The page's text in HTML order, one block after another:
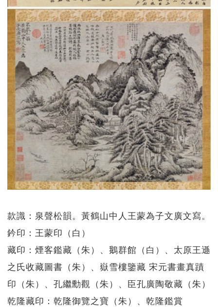
款識：泉聲松韻。黃鶴山中人王蒙為子文廣文寫。
鈐印：王蒙印（白）
藏印：煙客鑑藏（朱）、鵝群館（白）、太原王遜
之氏收藏圖書（朱）、嶽雪樓鑒藏 宋元書畫真蹟
印（朱）、孔繼勳觀（朱）、臣孔廣陶敬藏（朱）
乾隆藏印：乾隆御覽之寶（朱）、乾隆鑑賞